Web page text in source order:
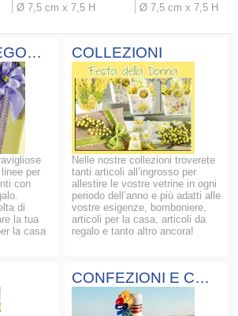
Ø 7,5 cm x 7,5 H
Ø 7,5 cm x 7,5 H
MACRO CATEGORIE
per
con
di
la tua
la casa
COLLEZIONI
Nelle nostre collezioni troverete
tanti articoli all’ingrosso per
allestire le vostre vetrine in ogni
periodo dell’anno e più adatti alle
vostre esigenze, bomboniere,
articoli per la casa, articoli da
regalo e tanto altro ancora!
CONFEZIONI E COMPOSIZIONI